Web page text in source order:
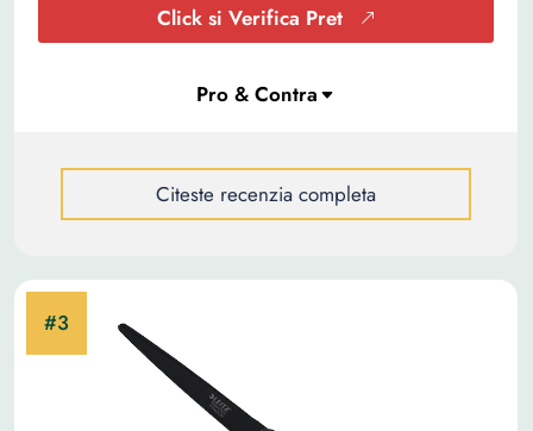
Click si Verifica Pret
Citeste recenzia completa